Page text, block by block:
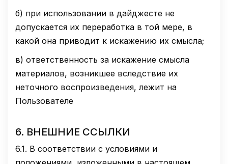
б) при использовании в дайджесте не
допускается их переработка в той мере, в
какой она приводит к искажению их смысла;
в) ответственность за искажение смысла
материалов, возникшее вследствие их
неточного воспроизведения, лежит на
Пользователе
6. ВНЕШНИЕ ССЫЛКИ
6.1. В соответствии с условиями и